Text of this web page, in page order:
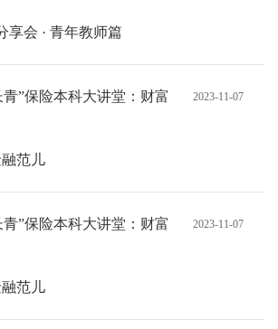
享会 · 青年教师篇
”保险本科大讲堂：财富
范儿
2023-11-07
”保险本科大讲堂：财富
范儿
2023-11-07